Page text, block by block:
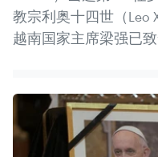
教宗利奥十四世（Leo
越南国家主席梁强已致